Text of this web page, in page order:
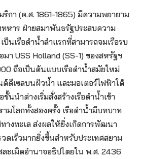
ริกา (ค.ศ. 1861-1865) มีความพยายาม
ทหาร ฝ่ายสมาพันธรัฐประสบความ
ป็นเรือดำน้ำลำแรกที่สามารถจมเรือรบ
า USS Holland (SS-1) ของสหรัฐฯ
ถือเป็นต้นแบบเรือดำน้ำสมัยใหม่
ดีเซลบนผิวน้ำ และมอเตอร์ไฟฟ้าใต้
นนำต่างเริ่มสั่งสร้างเรือดำน้ำเข้า
ามโลกทั้งสองครั้ง เรือดำน้ำมีบทบาท
างทะเล ส่งผลให้ยิ่งเกิดการพัฒนา
ดเร็วมากยิ่งขึ้นสำหรับประเทศสยาม
ะเมิดอำนาจอธิปไตยใน พ.ศ. 2436